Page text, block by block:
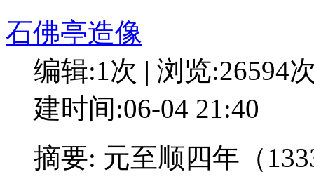
石佛亭造像
编辑:1次 | 浏览:26594
建时间:06-04 21:40
摘要: 元至顺四年（